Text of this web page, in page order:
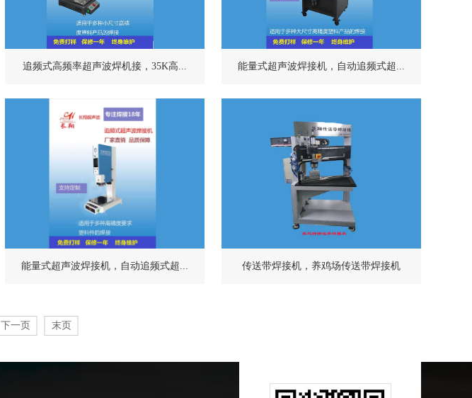
追频式高频率超声波焊机接，35K高... 能量式超声波焊接机，自动追频式超...
能量式超声波焊接机，自动追频式超... 传送带焊接机，养鸡场传送带焊接机
下一页 末页